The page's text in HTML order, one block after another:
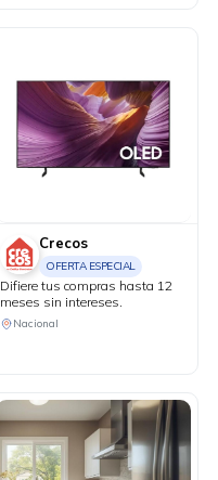
Crecos
OFERTA ESPECIAL
Difiere tus compras hasta 12
meses sin intereses.
Nacional